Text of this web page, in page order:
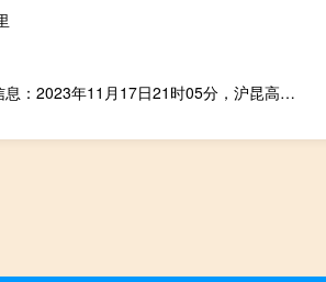
2023-11-17 21:07： 路况信息：2023年11月17日21时05分，沪昆高速潭邵段水府收费站附近以东K1135处东往西因一辆半挂车故障占用应急车道，途经车辆需谨慎慢行。 ​​​